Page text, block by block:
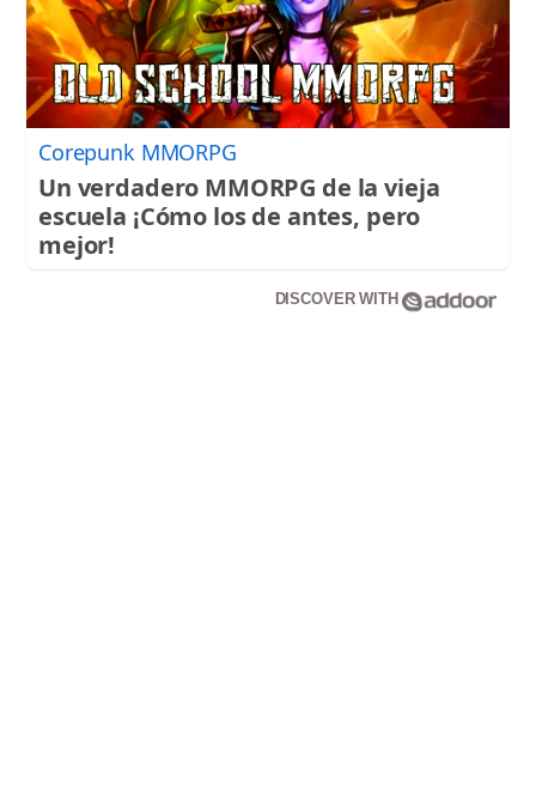
Corepunk MMORPG
Un verdadero MMORPG de la vieja
escuela ¡Cómo los de antes, pero
mejor!
DISCOVER WITH